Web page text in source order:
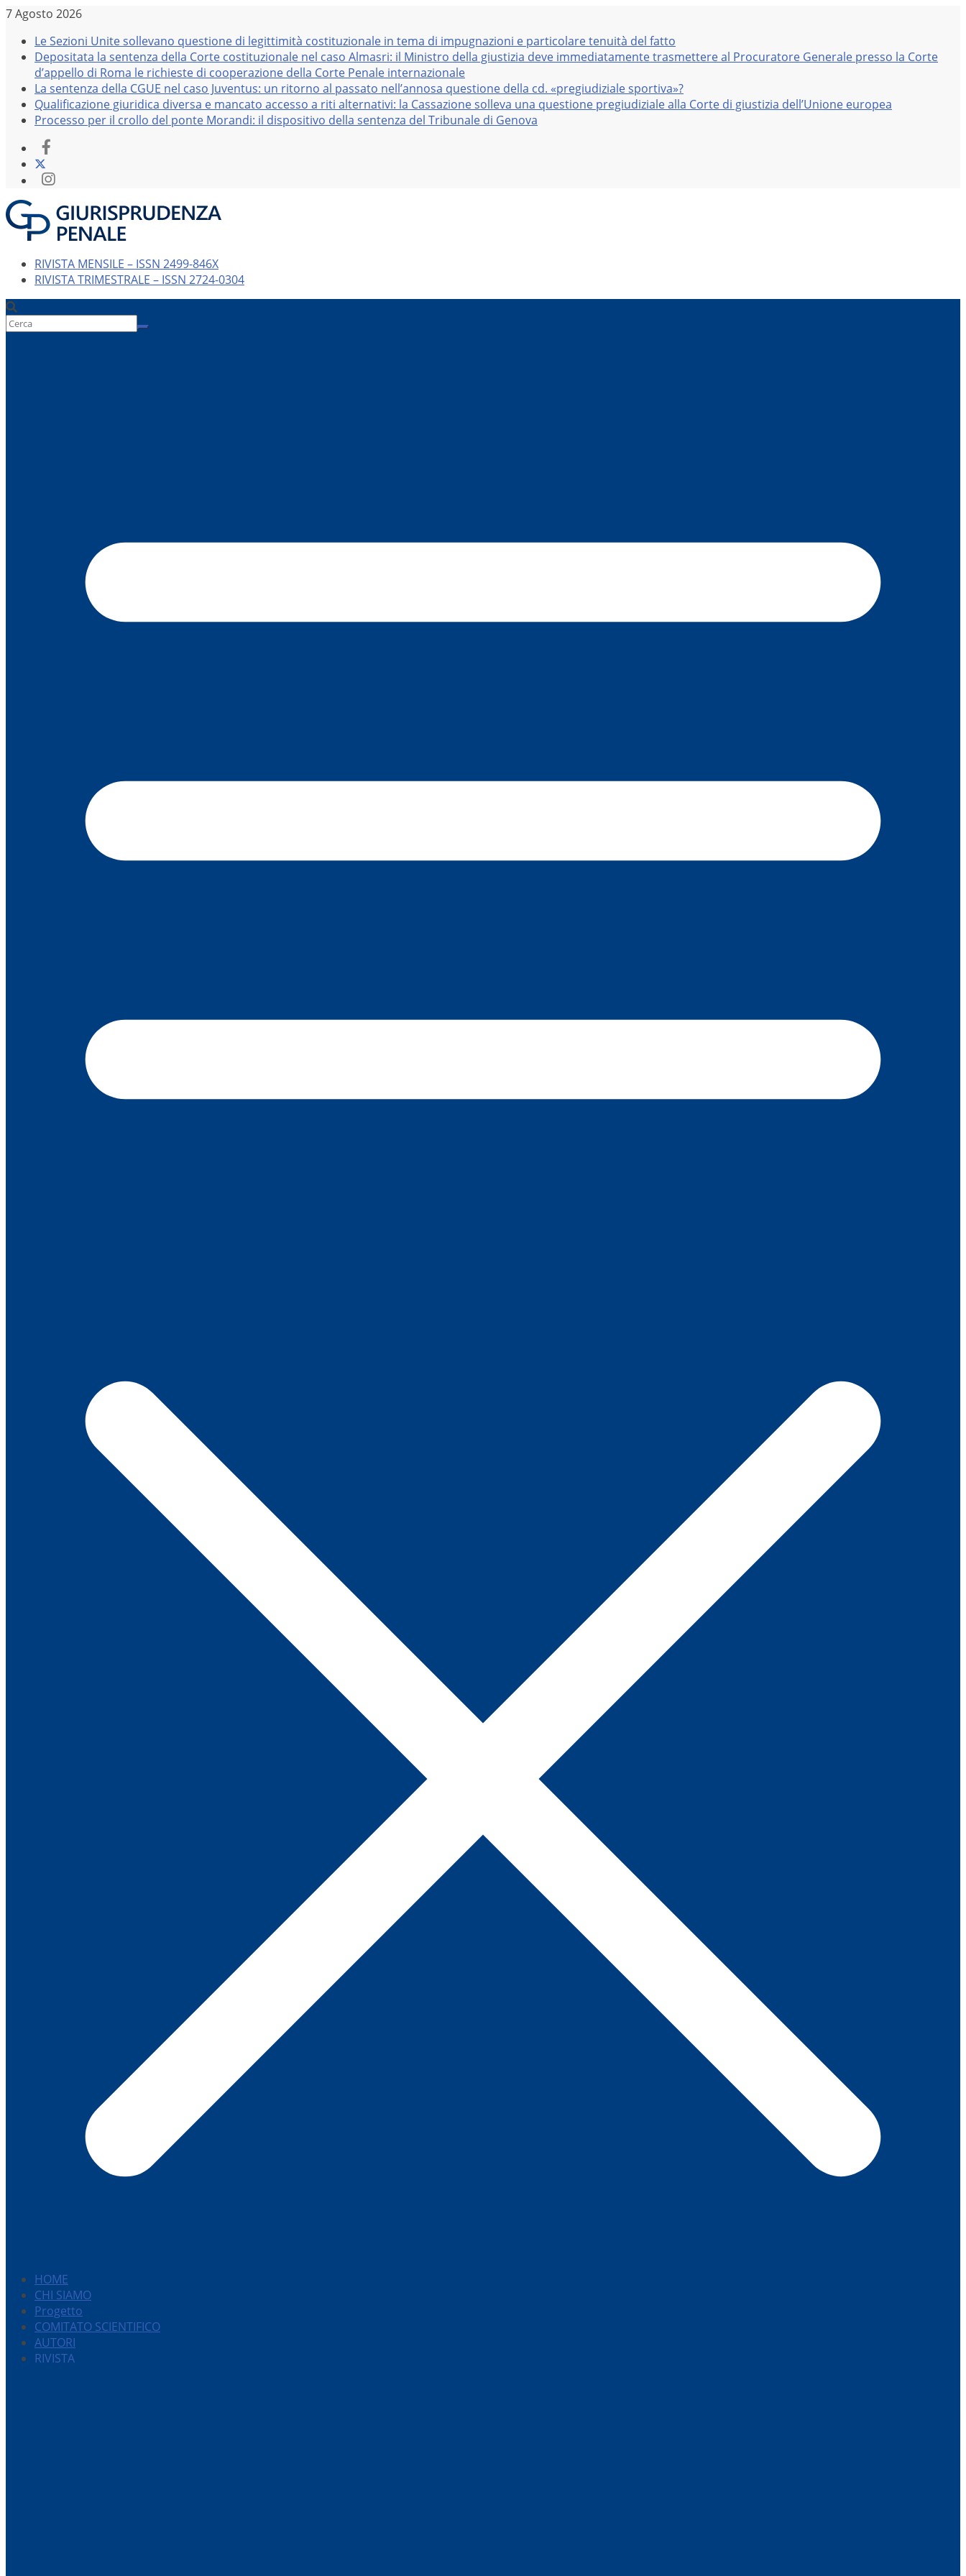
Salta
contenuto
7 Agosto 2026
Le Sezioni Unite sollevano questione di legittimità costituzionale in tema di impugnazioni e particolare tenuità del fatto
Depositata la sentenza della Corte costituzionale nel caso Almasri: il Ministro della giustizia deve immediatamente trasmettere al Procuratore Generale presso la Corte
d’appello di Roma le richieste di cooperazione della Corte Penale internazionale
La sentenza della CGUE nel caso Juventus: un ritorno al passato nell’annosa questione della cd. «pregiudiziale sportiva»?
Qualificazione giuridica diversa e mancato accesso a riti alternativi: la Cassazione solleva una questione pregiudiziale alla Corte di giustizia dell’Unione europea
Processo per il crollo del ponte Morandi: il dispositivo della sentenza del Tribunale di Genova
RIVISTA MENSILE – ISSN 2499-846X
RIVISTA TRIMESTRALE – ISSN 2724-0304
HOME
CHI SIAMO
Progetto
COMITATO SCIENTIFICO
AUTORI
RIVISTA